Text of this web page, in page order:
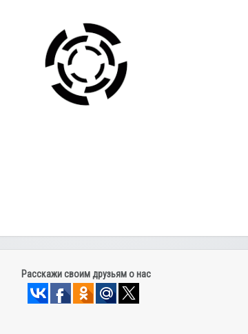
Расскажи своим друзьям о нас